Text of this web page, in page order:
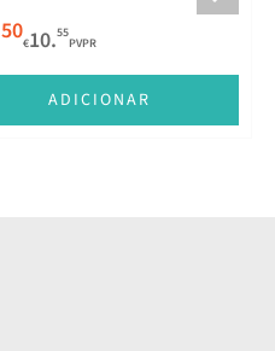
50€10.55
PVPR
ADICIONAR